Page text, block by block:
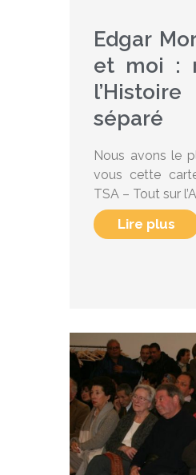
Edgar
et moi :
séparé
Nous avons le
vous cette
TSA – Tout sur
Lire plus